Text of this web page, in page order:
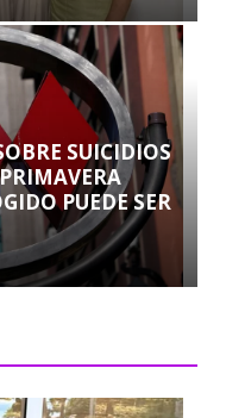
SUICIDIOS
PUEDE SER